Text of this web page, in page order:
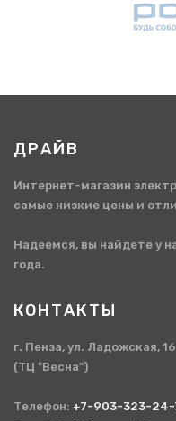
ДРАЙВ
Интернет-магазин
самые низкие цены и
Надеемся, вы найдете у
года.
КОНТАКТЫ
г. Пенза, ул. Ладожская,
(ТЦ "Весна")
Телефон: +7-903-323-24-